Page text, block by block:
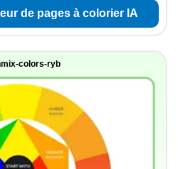
de pages à colorier IA
colors-ryb